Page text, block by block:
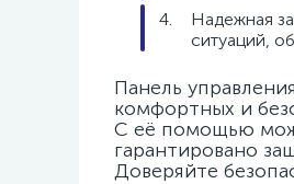
Надежная
ситуаций,
Панель
комфортных и
С её помощью
гарантировано
Доверяйте